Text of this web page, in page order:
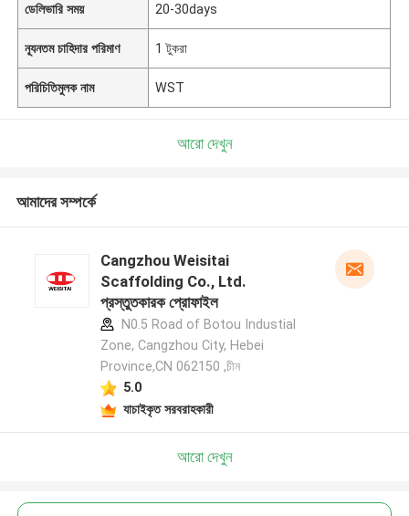
ডেলিভারি সময় 20-30days
ন্যূনতম চাহিদার পরিমাণ 1 টুকরা
পরিচিতিমুলক নাম WST
আরো দেখুন
আমাদের সম্পর্কে
Cangzhou Weisitai
Scaffolding Co., Ltd.
প্রস্তুতকারক প্রোফাইল
N0.5 Road of Botou Industial
Zone, Cangzhou City, Hebei
Province,CN 062150 ,চীন
5.0
যাচাইকৃত সরবরাহকারী
আরো দেখুন